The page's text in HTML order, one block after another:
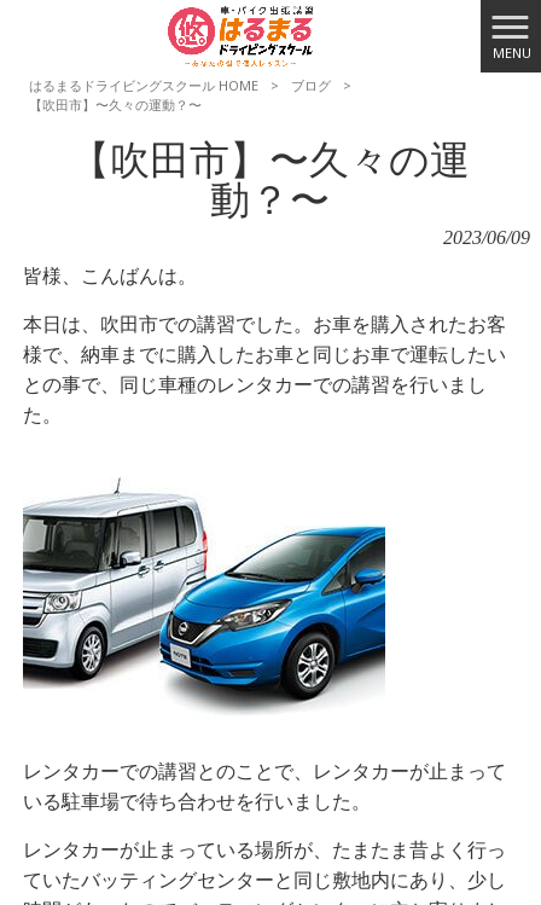
MENU
はるまるドライビングスクール HOME
> ブログ
>
【吹田市】〜久々の運動？〜
【吹田市】〜久々の運
動？〜
2023/06/09
皆様、こんばんは。
本日は、吹田市での講習でした。お車を購入されたお客
様で、納車までに購入したお車と同じお車で運転したい
との事で、同じ車種のレンタカーでの講習を行いまし
た。
レンタカーでの講習とのことで、レンタカーが止まって
いる駐車場で待ち合わせを行いました。
レンタカーが止まっている場所が、たまたま昔よく行っ
ていたバッティングセンターと同じ敷地内にあり、少し